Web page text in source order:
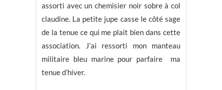
assorti avec un chemisier noir sobre à col
claudine. La petite jupe casse le côté sage
de la tenue ce qui me plait bien dans cette
association. J’ai ressorti mon manteau
militaire bleu marine pour parfaire ma
tenue d’hiver.